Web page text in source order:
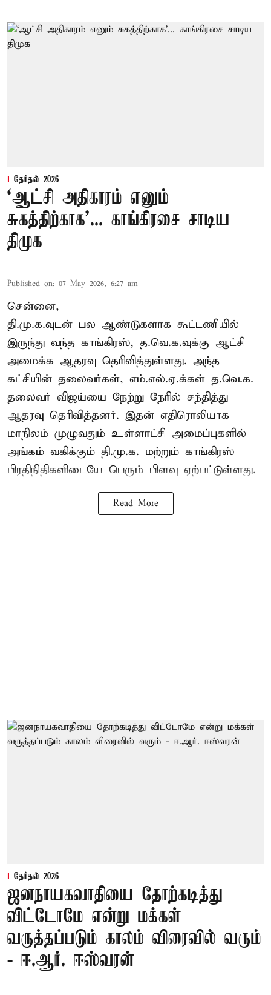
தேர்தல் 2026
‘ஆட்சி அதிகாரம் எனும்
சுகத்திற்காக’... காங்கிரசை சாடிய
திமுக
Published on: 07 May 2026, 6:27 am
சென்னை,
தி.மு.க.வுடன் பல ஆண்டுகளாக கூட்டணியில்
இருந்து வந்த காங்கிரஸ், த.வெ.க.வுக்கு ஆட்சி
அமைக்க ஆதரவு தெரிவித்துள்ளது. அந்த
கட்சியின் தலைவர்கள், எம்.எல்.ஏ.க்கள் த.வெ.க.
தலைவர் விஜய்யை நேற்று நேரில் சந்தித்து
ஆதரவு தெரிவித்தனர். இதன் எதிரொலியாக
மாநிலம் முழுவதும் உள்ளாட்சி அமைப்புகளில்
அங்கம் வகிக்கும் தி.மு.க. மற்றும் காங்கிரஸ்
பிரதிநிதிகளிடையே பெரும் பிளவு ஏற்பட்டுள்ளது.
Read More
தேர்தல் 2026
ஜனநாயகவாதியை தோற்கடித்து
விட்டோமே என்று மக்கள்
வருத்தப்படும் காலம் விரைவில் வரும்
- ஈ.ஆர். ஈஸ்வரன்